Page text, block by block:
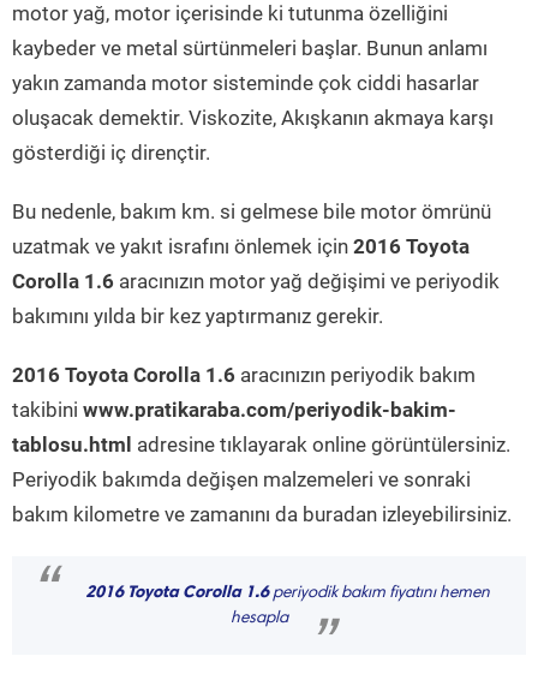
motor yağ, motor içerisinde ki tutunma özelliğini
kaybeder ve metal sürtünmeleri başlar. Bunun anlamı
yakın zamanda motor sisteminde çok ciddi hasarlar
oluşacak demektir. Viskozite, Akışkanın akmaya karşı
gösterdiği iç dirençtir.
Bu nedenle, bakım km. si gelmese bile motor ömrünü
uzatmak ve yakıt israfını önlemek için 2016 Toyota
Corolla 1.6 aracınızın motor yağ değişimi ve periyodik
bakımını yılda bir kez yaptırmanız gerekir.
2016 Toyota Corolla 1.6 aracınızın periyodik bakım
takibini www.pratikaraba.com/periyodik-bakim-
tablosu.html adresine tıklayarak online görüntülersiniz.
Periyodik bakımda değişen malzemeleri ve sonraki
bakım kilometre ve zamanını da buradan izleyebilirsiniz.
“ 2016 Toyota Corolla 1.6periyodik bakım fiyatını hemen
hesapla
”